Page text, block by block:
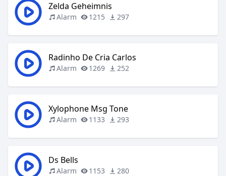
Zelda Geheimnis
Alarm 1215 297
Radinho De Cria Carlos
Alarm 1269 252
Xylophone Msg Tone
Alarm 1133 293
Ds Bells
Alarm 1153 280